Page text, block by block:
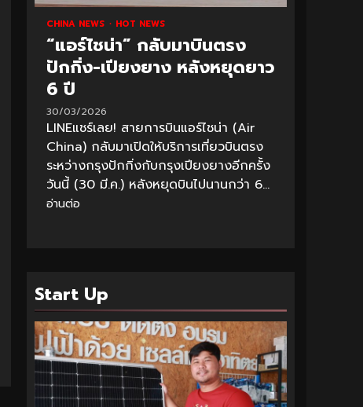
CHINA NEWS HOT NEWS
“แอร์ไชน่า” กลับมาบินตรง
ปักกิ่ง-เปียงยาง หลังหยุดยาว
6 ปี
30/03/2026
LINEแชร์เลย! สายการบินแอร์ไชน่า (Air
China) กลับมาเปิดให้บริการเที่ยวบินตรง
ระหว่างกรุงปักกิ่งกับกรุงเปียงยางอีกครั้ง
วันนี้ (30 มี.ค.) หลังหยุดบินไปนานกว่า 6...
อ่านต่อ
Start Up